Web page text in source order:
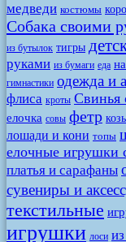
медведи костюмы
Собака своими
из бутылок тигры
руками из бумаги еда
гимнастики одежда и
флиса кроты Свинья
елочка совы фетр
лошади и кони топы
елочные игрушки
платья и сарафаны
сувениры и
текстильные
игрушки лоси